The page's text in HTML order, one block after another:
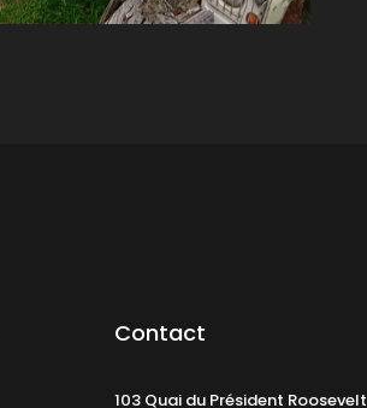
Contact
103 Quai du Président Roosevelt